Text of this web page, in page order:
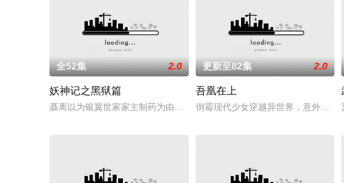
全52集 2.0
妖神记之黑狱篇
聂离以为银翼世家家主制药为由，带着司空易的亲信离开领地。领地外，
更新至82集 2.0
吾凰在上
倒霉现代少女穿越异世界，意外获得